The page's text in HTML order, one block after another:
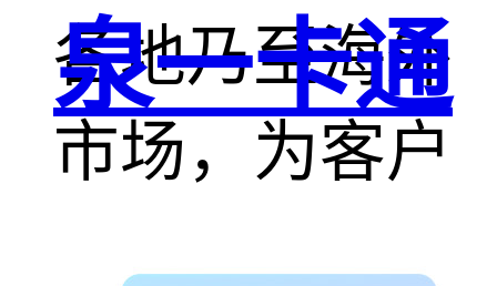
各地乃至海外
市场，为客户
泉一卡通